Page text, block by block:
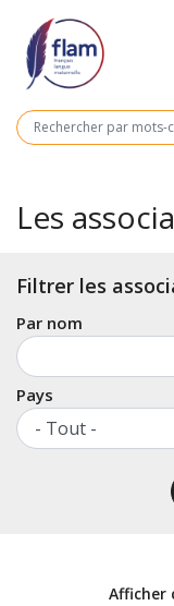
contenu
principal
Les
Filtrer les
Par nom
Pays
Afficher